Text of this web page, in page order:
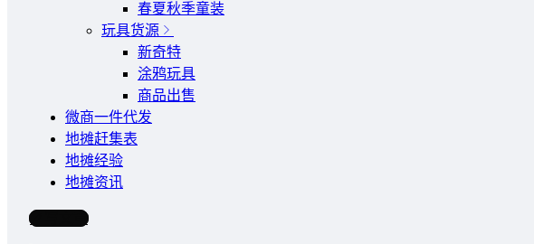
春夏秋季童装
玩具货源
新奇特
涂鸦玩具
商品出售
微商一件代发
地摊赶集表
地摊经验
地摊资讯
写文章